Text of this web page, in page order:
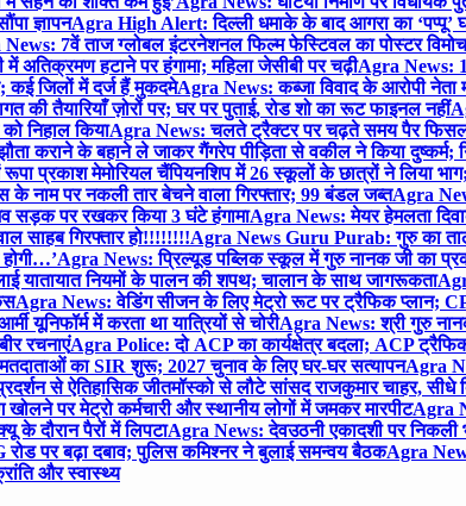
ज्ञापनAgra High Alert: दिल्ली धमाके के बाद आगरा का
7वें ताज ग्लोबल इंटरनेशनल फिल्म फेस्टिवल का पोस्टर
अतिक्रमण हटाने पर हंगामा; महिला जेसीबी पर चढ़ीAgra News: 1
कई जिलों में दर्ज हैं मुकदमेAgra News: कब्जा विवाद के आरोपी
की तैयारियाँ ज़ोरों पर; घर पर पुताई, रोड शो का रूट फाइनल नहीं
निहाल कियाAgra News: चलते ट्रैक्टर पर चढ़ते समय पैर
कराने के बहाने ले जाकर गैंगरेप पीड़िता से वकील ने किया दुष्कर्म;
प्रकाश मेमोरियल चैंपियनशिप में 26 स्कूलों के छात्रों ने लिया
के नाम पर नकली तार बेचने वाला गिरफ्तार; 99 बंडल जब्तAgra
सड़क पर रखकर किया 3 घंटे हंगामाAgra News: मेयर हेमलता
साहब गिरफ्तार हो!!!!!!!!Agra News Guru Purab: गुरु का
Agra News: प्रिल्यूड पब्लिक स्कूल में गुरु नानक जी का
यातायात नियमों के पालन की शपथ; चालान के साथ जागरूकता
Agra News: वेडिंग सीजन के लिए मेट्रो रूट पर ट्रैफिक प्लान;
यूनिफॉर्म में करता था यात्रियों से चोरीAgra News: श्री गुरु
रचनाएंAgra Police: दो ACP का कार्यक्षेत्र बदला; ACP
का SIR शुरू; 2027 चुनाव के लिए घर-घर सत्यापनAgra
से ऐतिहासिक जीतमॉस्को से लौटे सांसद राजकुमार चाहर, सीधे
पर मेट्रो कर्मचारी और स्थानीय लोगों में जमकर मारपीटAgra
दौरान पैरों में लिपटाAgra News: देवउठनी एकादशी पर निकली
रोड पर बढ़ा दबाव; पुलिस कमिश्नर ने बुलाई समन्वय बैठकAgra
और स्वास्थ्य